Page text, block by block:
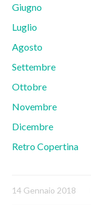
Giugno
Luglio
Agosto
Settembre
Ottobre
Novembre
Dicembre
Retro Copertina
14 Gennaio 2018